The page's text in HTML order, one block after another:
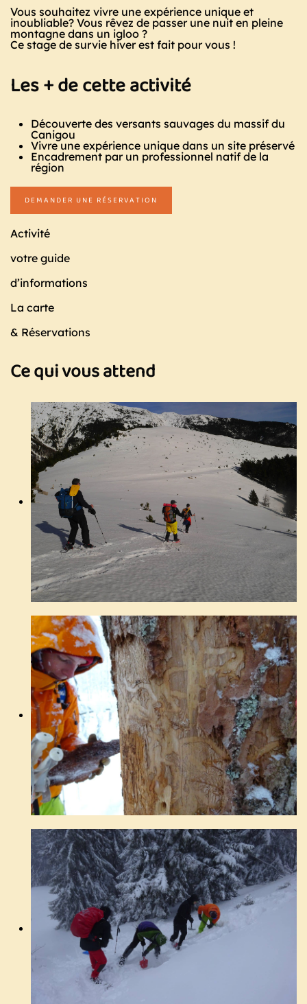
Vous souhaitez vivre une expérience unique et
inoubliable? Vous rêvez de passer une nuit en pleine
montagne dans un igloo ?
Ce stage de survie hiver est fait pour vous !
Les + de cette activité
Découverte des versants sauvages du massif du
Canigou
Vivre une expérience unique dans un site préservé
Encadrement par un professionnel natif de la
région
DEMANDER UNE RÉSERVATION
Activité
votre guide
d’informations
La carte
& Réservations
Ce qui vous attend